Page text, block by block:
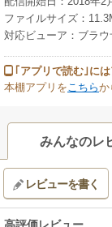
ファイルサイズ：
対応ビューア：ブラ
｢アプリで読む｣に
本棚アプリをこちらか
みんなのレ
レビューを書く